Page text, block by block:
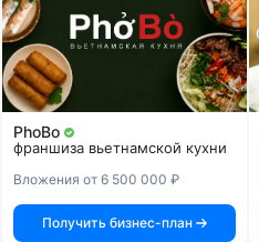
PhoBo
франшиза вьетнамской кухни
Вложения от 6 500 000 ₽
Получить бизнес-план